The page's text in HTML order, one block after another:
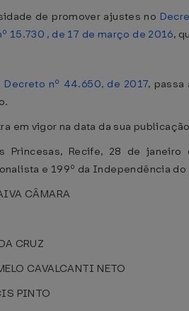
de promover ajustes no
15.730 , de 17 de março de 2016,
Decreto nº 44.650, de 2017,
em vigor na data da sua
Princesas, Recife, 28 de
e 199º da Independência do
CÂMARA
CRUZ
CAVALCANTI NETO
PINTO